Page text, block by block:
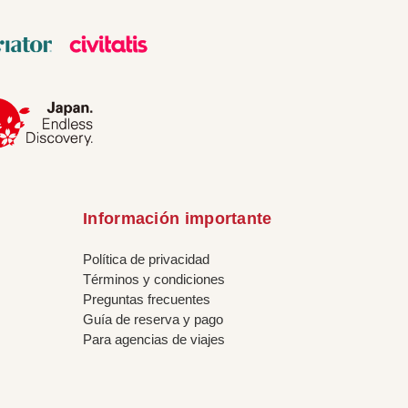
Información importante
Política de privacidad
Términos y condiciones
Preguntas frecuentes
Guía de reserva y pago
Para agencias de viajes